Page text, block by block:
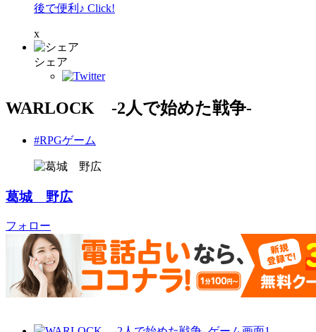
後で便利♪ Click!
x
シェア
WARLOCK ‐2人で始めた戦争‐
#RPGゲーム
葛城 野広
フォロー